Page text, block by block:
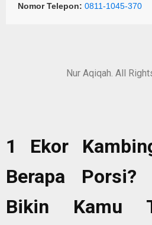
Nomor Telepon: 0811-1045-370
Nur Aqiqah. All
1 Ekor
Berapa Porsi?
Bikin Kamu